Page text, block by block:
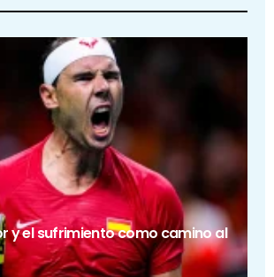
y el sufrimiento como camino al